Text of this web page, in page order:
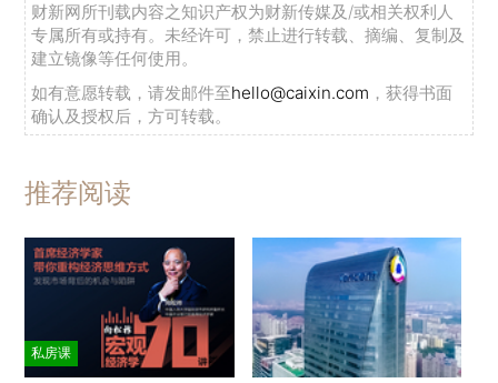
财新网所刊载内容之知识产权为财新传媒及/或相关权利人
专属所有或持有。未经许可，禁止进行转载、摘编、复制及
建立镜像等任何使用。
如有意愿转载，请发邮件至hello@caixin.com ，获得书面
确认及授权后，方可转载。
推荐阅读
私房课